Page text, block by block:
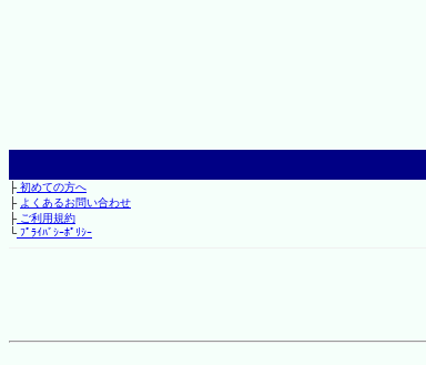
├初めての方へ
├ よくあるお問い合わせ
├ご利用規約
└ﾌﾟﾗｲﾊﾞｼｰﾎﾟﾘｼｰ